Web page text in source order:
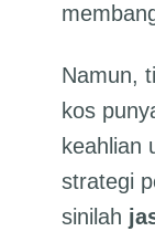
Namun,
kos
keahlian
strategi
sinilah